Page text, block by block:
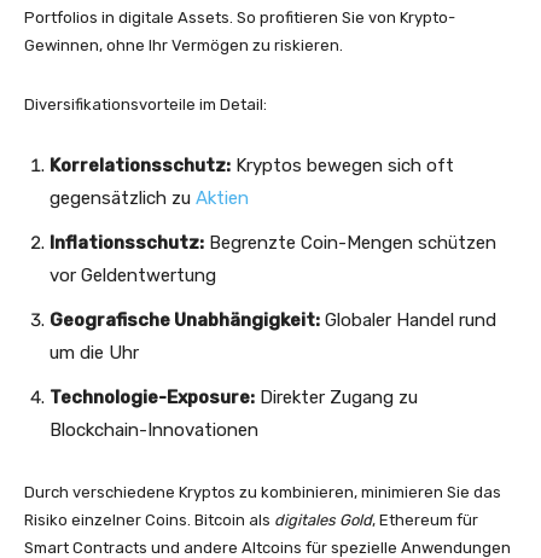
Portfolios in digitale Assets. So profitieren Sie von Krypto-
Gewinnen, ohne Ihr Vermögen zu riskieren.
Diversifikationsvorteile im Detail:
Korrelationsschutz: Kryptos bewegen sich oft
gegensätzlich zu Aktien
Inflationsschutz: Begrenzte Coin-Mengen schützen
vor Geldentwertung
Geografische Unabhängigkeit: Globaler Handel rund
um die Uhr
Technologie-Exposure: Direkter Zugang zu
Blockchain-Innovationen
Durch verschiedene Kryptos zu kombinieren, minimieren Sie das
Risiko einzelner Coins. Bitcoin als digitales Gold, Ethereum für
Smart Contracts und andere Altcoins für spezielle Anwendungen